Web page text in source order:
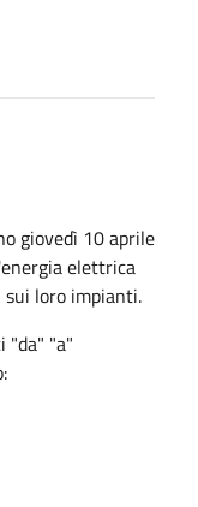
giovedì 10 aprile
elettrica
loro impianti.
"da" "a"